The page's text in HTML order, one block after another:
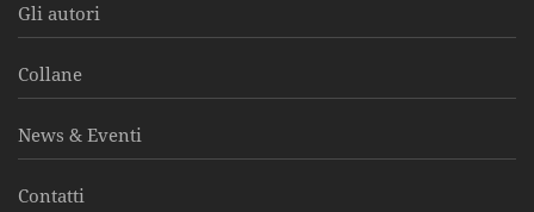
Gli autori
Collane
News & Eventi
Contatti